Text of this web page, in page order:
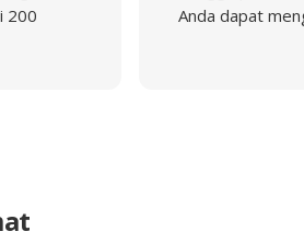
200
Anda dapat